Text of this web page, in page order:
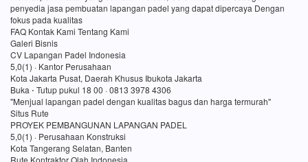
penyedia jasa pembuatan lapangan padel yang dapat dipercaya Dengan
fokus pada kualitas
FAQ Kontak Kami Tentang Kami
Galeri Bisnis
CV Lapangan Padel Indonesia
5,0(1) · Kantor Perusahaan
Kota Jakarta Pusat, Daerah Khusus Ibukota Jakarta
Buka ⋅ Tutup pukul 18 00 · 0813 3978 4306
"Menjual lapangan padel dengan kualitas bagus dan harga termurah"
Situs Rute
PROYEK PEMBANGUNAN LAPANGAN PADEL
5,0(1) · Perusahaan Konstruksi
Kota Tangerang Selatan, Banten
Rute Kontraktor Olah Indonesia